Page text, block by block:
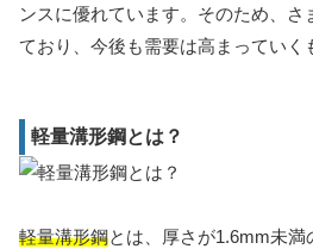
ンスに優れています。そのため、
ており、今後も需要は高まっていく
軽量溝形鋼とは？
軽量溝形鋼とは、厚さが1.6mm未